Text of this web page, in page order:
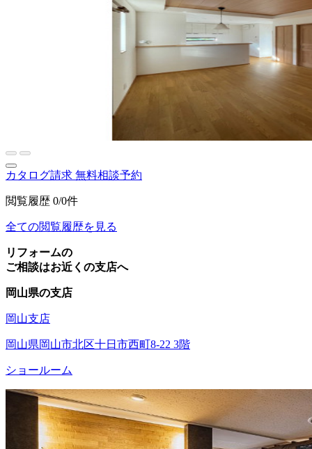
カタログ請求 無料相談予約
閲覧履歴 0/0件
全ての閲覧履歴を見る
リフォームの
ご相談はお近くの支店へ
岡山県の支店
岡山支店
岡山県岡山市北区十日市西町8-22 3階
ショールーム